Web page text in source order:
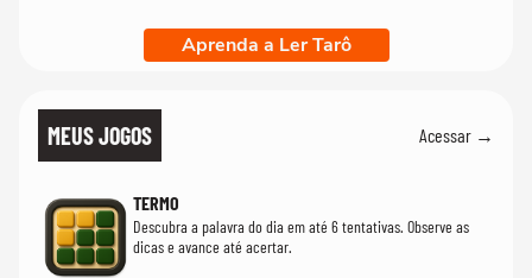
Aprenda a Ler Tarô
MEUS JOGOS Acessar →
TERMO
Descubra a palavra do dia em até 6 tentativas. Observe as
dicas e avance até acertar.